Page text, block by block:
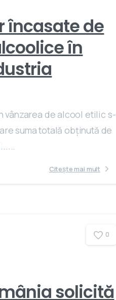
încasate de
în
vânzarea de alcool etilic s-
suma totală obținută de
Citește mai mult
0
solicită